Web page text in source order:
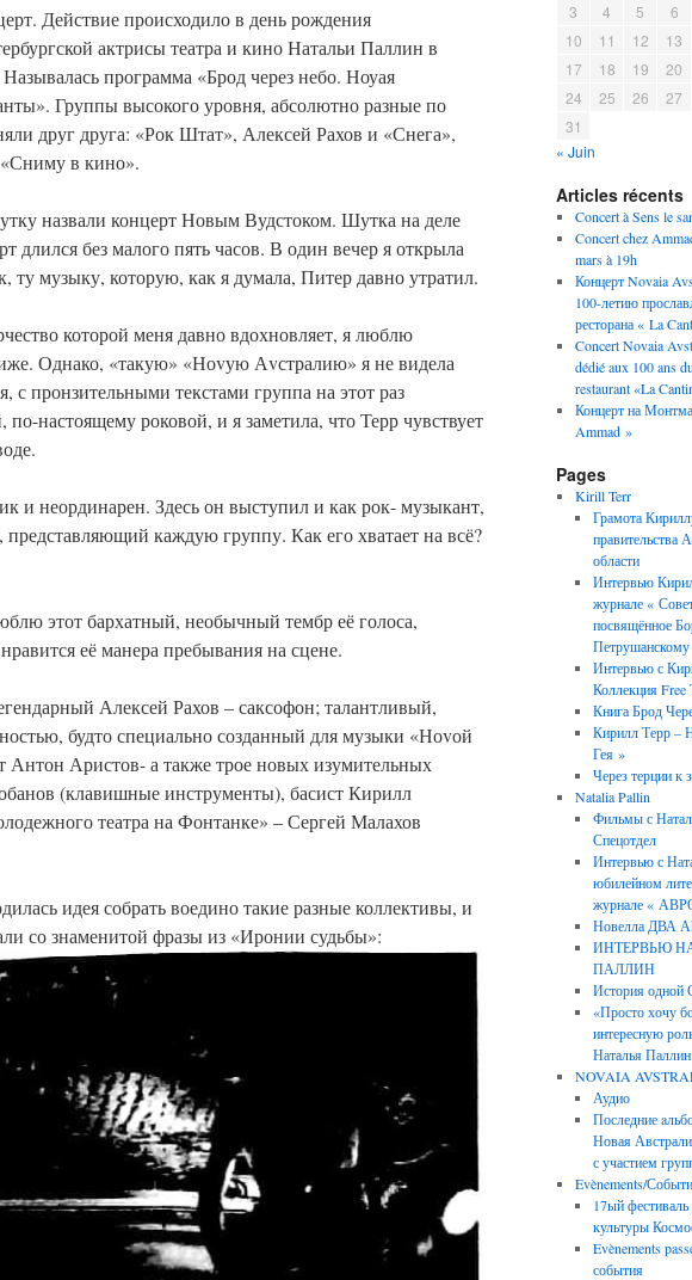
Действие происходило в день рождения
актрисы театра и кино Натальи Паллин в
программа «Брод через небо. Ноуая
Группы высокого уровня, абсолютно разные по
друг друга: «Рок Штат», Алексей Рахов и «Снега»,
в кино».
назвали концерт Новым Вудстоком. Шутка на деле
длился без малого пять часов. В один вечер я открыла
ту музыку, которую, как я думала, Питер давно утратил.
которой меня давно вдохновляет, я люблю
Однако, «такую» «Ноvую Аvстралию» я не видела
с пронзительными текстами группа на этот раз
по-настоящему роковой, и я заметила, что Терр чувствует
и неординарен. Здесь он выступил и как рок- музыкант,
каждую группу. Как его хватает на всё?
этот бархатный, необычный тембр её голоса,
её манера пребывания на сцене.
Алексей Рахов – саксофон; талантливый,
будто специально созданный для музыки «Ноvой
Антон Аристов- а также трое новых изумительных
(клавишные инструменты), басист Кирилл
театра на Фонтанке» – Сергей Малахов
идея собрать воедино такие разные коллективы, и
со знаменитой фразы из «Иронии судьбы»:
3
4 5 6
10
11 12 13
17
18 19 20
24
25 26 27
31
« Juin
Articles récents
Concert à Sens le
Concert chez
mars à 19h
Концерт Novaia
100-летию
ресторана « La
Concert Novaia
dédié aux 100 ans
restaurant «La
Концерт на
Ammad »
Pages
Kirill Terr
Грамота
правительства
области
Интервью
журнале «
посвящённое
Петрушанскому
Интервью с
Коллекция Free
Книга Брод
Кирилл Терр –
Гея »
Через терции к
Natalia Pallin
Фильмы с
Спецотдел
Интервью с
юбилейном
журнале «
Новелла ДВА
ИНТЕРВЬЮ
ПАЛЛИН
История одной
«Просто хочу
интересную
Наталья Паллин
NOVAIA
Аудио
Последние
Новая
с участием
Evènements/
17ый фестиваль
культуры
Evènements
события